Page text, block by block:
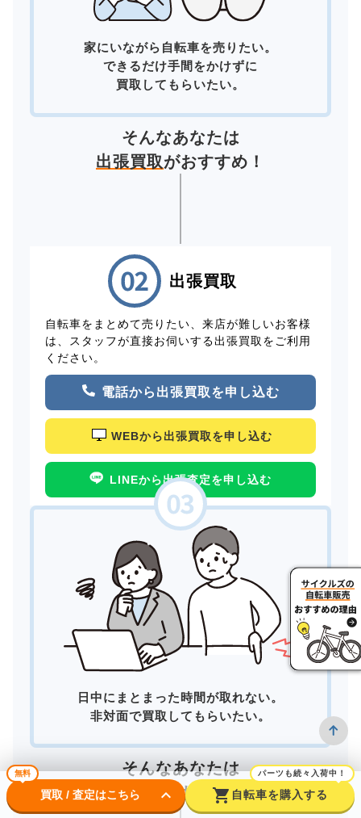
家にいながら自転車を売りたい。
できるだけ手間をかけずに
買取してもらいたい。
そんなあなたは
出張買取がおすすめ！
出張買取
自転車をまとめて売りたい、来店が難しいお客様
は、スタッフが直接お伺いする出張買取をご利用
ください。
電話から出張買取を申し込む
WEBから出張買取を申し込む
LINEから出張査定を申し込む
日中にまとまった時間が取れない。
非対面で買取してもらいたい。
そんなあなたは
宅配買取がおすすめ！
無料
買取 / 査定はこちら keyboard_arrow_down shopping_cart
パーツも続々入荷中！
自転車を購入する